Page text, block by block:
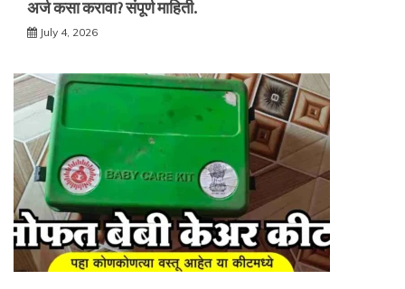
अर्ज कसा करावा? संपूर्ण माहिती.
July 4, 2026